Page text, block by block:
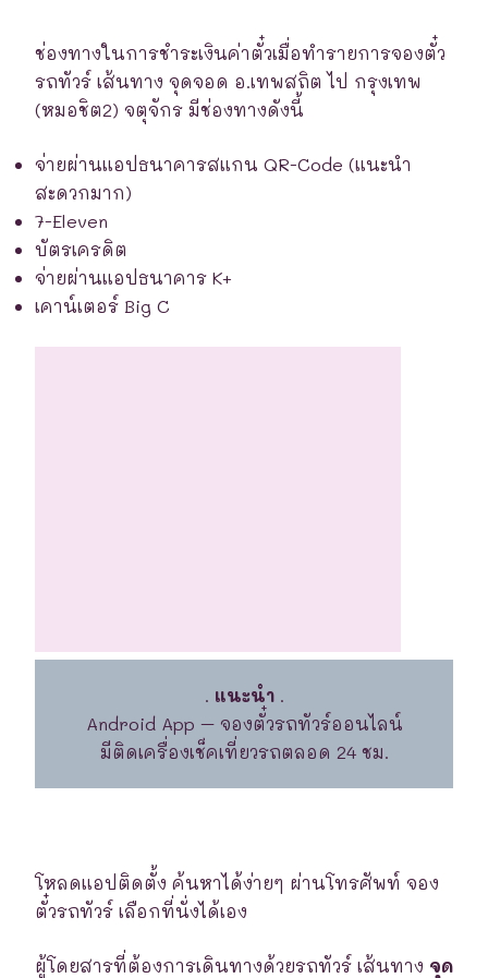
ช่องทางในการชำระเงินค่าตั๋วเมื่อทำรายการจองตั๋ว
รถทัวร์ เส้นทาง จุดจอด อ.เทพสถิต ไป กรุงเทพ
(หมอชิต2) จตุจักร มีช่องทางดังนี้
จ่ายผ่านแอปธนาคารสแกน QR-Code (แนะนำ
สะดวกมาก)
7-Eleven
บัตรเครดิต
จ่ายผ่านแอปธนาคาร K+
เคาน์เตอร์ Big C
. แนะนำ.
Android App – จองตั๋วรถทัวร์ออนไลน์
มีติดเครื่องเช็คเที่ยวรถตลอด 24 ชม.
โหลดแอปติดตั้ง ค้นหาได้ง่ายๆ ผ่านโทรศัพท์ จอง
ตั๋วรถทัวร์ เลือกที่นั่งได้เอง
ผู้โดยสารที่ต้องการเดินทางด้วยรถทัวร์ เส้นทาง จุด